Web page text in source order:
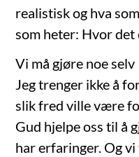
realistisk og hva
som heter: Hvor det
Vi må gjøre noe selv
Jeg trenger ikke å
slik fred ville være
Gud hjelpe oss til å
har erfaringer. Og